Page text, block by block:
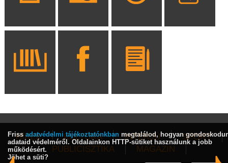
HÍREK KULTÚRA INTERJÚ
SPORT
PUBLICISZTIKA
MAGAZIN
Friss adatvédelmi tájékoztatónkban megtalálod, hogyan
adataid védelméről. Oldalainkon HTTP-sütiket használunk a jobb
működésért.
Jöhet a süti?